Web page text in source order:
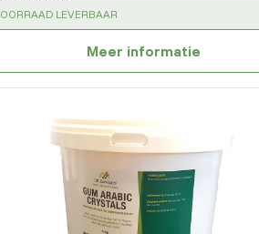
: LEVERBAAR
Meer informatie